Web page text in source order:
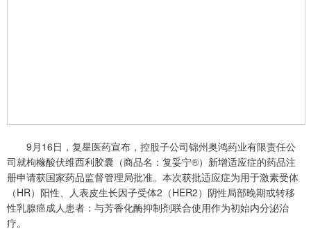
9月16日，复星医药宣布，控股子公司锦州奥鸿药业有限责任公
司就枸橼酸伏维西利胶囊（商品名：复妥宁®）新增适应症的药品注
册申请获国家药品监督管理局批准。本次获批适应症为用于激素受体
（HR）阳性、人表皮生长因子受体2（HER2）阴性局部晚期或转移
性乳腺癌成人患者：与芳香化酶抑制剂联合使用作为初始内分泌治
疗。